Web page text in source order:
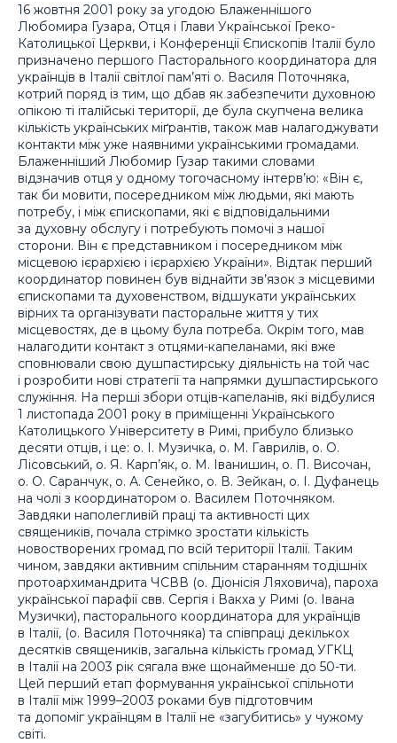
16 жовтня 2001 року за угодою Блаженнішого
Любомира Гузара, Отця і Глави Української Греко-
Католицької Церкви, і Конференції Єпископів Італії було
призначено першого Пасторального координатора для
українців в Італії світлої пам’яті о. Василя Поточняка,
котрий поряд із тим, що дбав як забезпечити духовною
опікою ті італійські території, де була скупчена велика
кількість українських міґрантів, також мав налагоджувати
контакти між уже наявними українськими громадами.
Блаженніший Любомир Гузар такими словами
відзначив отця у одному тогочасному інтерв’ю: «Він є,
так би мовити, посередником між людьми, які мають
потребу, і між єпископами, які є відповідальними
за духовну обслугу і потребують помочі з нашої
сторони. Він є представником і посередником між
місцевою ієрархією і ієрархією України». Відтак перший
координатор повинен був віднайти зв’язок з місцевими
єпископами та духовенством, відшукати українських
вірних та організувати пасторальне життя у тих
місцевостях, де в цьому була потреба. Окрім того, мав
налагодити контакт з отцями-капеланами, які вже
сповнювали свою душпастирську діяльність на той час
і розробити нові стратегії та напрямки душпастирського
служіння. На перші збори отців-капеланів, які відбулися
1 листопада 2001 року в приміщенні Українського
Католицького Університету в Римі, прибуло близько
десяти отців, і це: о. І. Музичка, о. М. Гаврилів, о. О.
Лісовський, о. Я. Карп’як, о. М. Іванишин, о. П. Височан,
о. О. Саранчук, о. А. Сенейко, о. В. Зейкан, о. І. Дуфанець
на чолі з координатором о. Василем Поточняком.
Завдяки наполегливій праці та активності цих
священиків, почала стрімко зростати кількість
новостворених громад по всій території Італії. Таким
чином, завдяки активним спільним старанням тодішніх
протоархимандрита ЧСВВ (о. Діонісія Ляховича), пароха
української парафії свв. Сергія і Вакха у Римі (о. Івана
Музички), пасторального координатора для українців
в Італії, (о. Василя Поточняка) та співпраці декількох
десятків священиків, загальна кількість громад УГКЦ
в Італії на 2003 рік сягала вже щонайменше до 50-ти.
Цей перший етап формування української спільноти
в Італії між 1999–2003 роками був підготовчим
та допоміг українцям в Італії не «загубитись» у чужому
світі.